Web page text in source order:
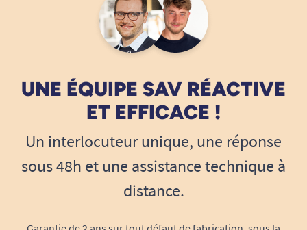
Broyer les médicaments pour faciliter la
le broyage des comprimés est souvent
indispensable. Ce modèle permet de
transformer facilement les comprimés en
poudre, rendant leur prise plus simple,
notamment mélangés à un aliment ou une
boisson.
Le compartiment intégré permet de conserver
UNE ÉQUIPE SAV RÉACTIVE
ET EFFICACE !
Un interlocuteur unique, une réponse
sous 48h et une assistance technique à
distance.